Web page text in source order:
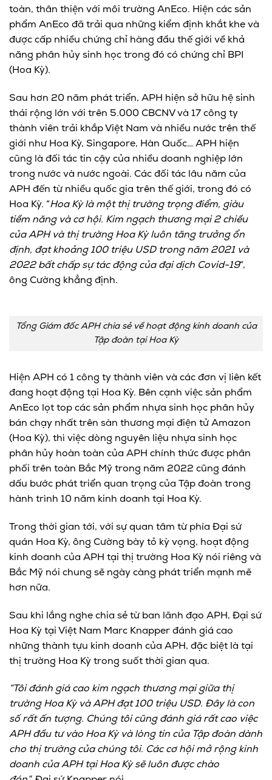
toàn, thân thiện với môi trường AnEco. Hiện các sản
phẩm AnEco đã trải qua những kiểm định khắt khe và
được cấp nhiều chứng chỉ hàng đầu thế giới về khả
năng phân hủy sinh học trong đó có chứng chỉ BPI
(Hoa Kỳ).
Sau hơn 20 năm phát triển, APH hiện sở hữu hệ sinh
thái rộng lớn với trên 5.000 CBCNV và 17 công ty
thành viên trải khắp Việt Nam và nhiều nước trên thế
giới như Hoa Kỳ, Singapore, Hàn Quốc… APH hiện
cũng là đối tác tin cậy của nhiều doanh nghiệp lớn
trong nước và nước ngoài. Các đối tác lâu năm của
APH đến từ nhiều quốc gia trên thế giới, trong đó có
Hoa Kỳ. “Hoa Kỳ là một thị trường trọng điểm, giàu
tiềm năng và cơ hội. Kim ngạch thương mại 2 chiều
của APH và thị trường Hoa Kỳ luôn tăng trưởng ổn
định, đạt khoảng 100 triệu USD trong năm 2021 và
2022 bất chấp sự tác động của đại dịch Covid-19”,
ông Cường khẳng định.
Tổng Giám đốc APH chia sẻ về hoạt động kinh doanh của
Tập đoàn tại Hoa Kỳ
Hiện APH có 1 công ty thành viên và các đơn vị liên kết
đang hoạt động tại Hoa Kỳ. Bên cạnh việc sản phẩm
AnEco lọt top các sản phẩm nhựa sinh học phân hủy
bán chạy nhất trên sàn thương mại điện tử Amazon
(Hoa Kỳ), thì việc dòng nguyên liệu nhựa sinh học
phân hủy hoàn toàn của APH chính thức được phân
phối trên toàn Bắc Mỹ trong năm 2022 cũng đánh
dấu bước phát triển quan trọng của Tập đoàn trong
hành trình 10 năm kinh doanh tại Hoa Kỳ.
Trong thời gian tới, với sự quan tâm từ phía Đại sứ
quán Hoa Kỳ, ông Cường bày tỏ kỳ vọng, hoạt động
kinh doanh của APH tại thị trường Hoa Kỳ nói riêng và
Bắc Mỹ nói chung sẽ ngày càng phát triển mạnh mẽ
hơn nữa.
Sau khi lắng nghe chia sẻ từ ban lãnh đạo APH, Đại sứ
Hoa Kỳ tại Việt Nam Marc Knapper đánh giá cao
những thành tựu kinh doanh của APH, đặc biệt là tại
thị trường Hoa Kỳ trong suốt thời gian qua.
“Tôi đánh giá cao kim ngạch thương mại giữa thị
trường Hoa Kỳ và APH đạt 100 triệu USD. Đây là con
số rất ấn tượng. Chúng tôi cũng đánh giá rất cao việc
APH đầu tư vào Hoa Kỳ và lòng tin của Tập đoàn dành
cho thị trường của chúng tôi. Các cơ hội mở rộng kinh
doanh của APH tại Hoa Kỳ sẽ luôn được chào